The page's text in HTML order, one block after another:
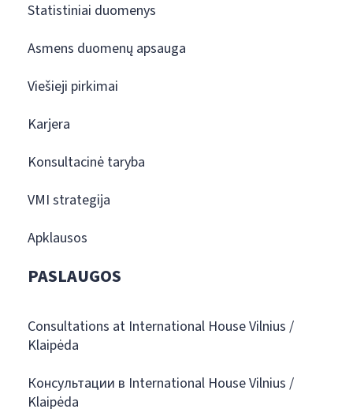
Statistiniai duomenys
Asmens duomenų apsauga
Viešieji pirkimai
Karjera
Konsultacinė taryba
VMI strategija
Apklausos
PASLAUGOS
Consultations at International House Vilnius /
Klaipėda
Консультации в International House Vilnius /
Klaipėda